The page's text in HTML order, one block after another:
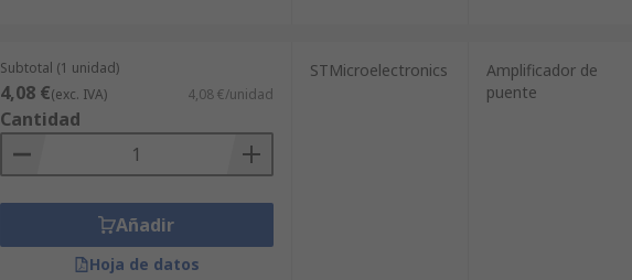
Subtotal (1 unidad)
4,08 €(exc. IVA) 4,08 €/unidad
Cantidad
Añadir
Hoja de datos
STMicroelectronics
Amplificador de
puente